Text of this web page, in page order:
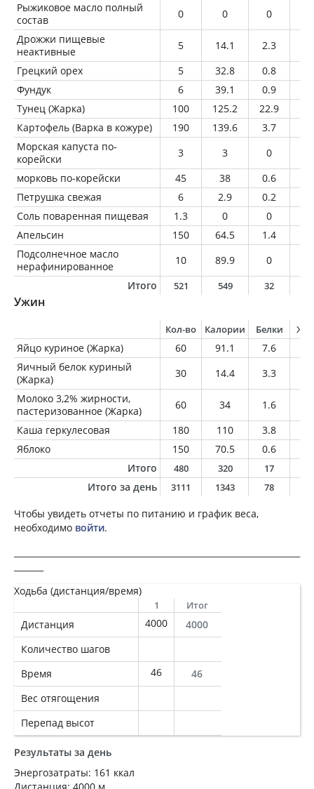
Рыжиковое масло полный
состав
0 0 0
Дрожжи пищевые
неактивные
5 14.1 2.3
Грецкий орех
5 32.8 0.8
Фундук
6 39.1 0.9
Тунец (Жарка)
100 125.2 22.9
Картофель (Варка в кожуре)
190 139.6 3.7
Морская капуста по-
корейски
3 3 0
морковь по-корейски
45 38 0.6
Петрушка свежая
6 2.9 0.2
Соль поваренная пищевая
1.3 0 0
Апельсин
150 64.5 1.4
Подсолнечное масло
нерафинированное
10 89.9 0
Итого
521 549 32
Ужин
Кол-во Калории Белки
Яйцо куриное (Жарка) 60 91.1 7.6
Яичный белок куриный
(Жарка)
30 14.4 3.3
Молоко 3,2% жирности,
пастеризованное (Жарка)
60 34 1.6
Каша геркулесовая
180 110 3.8
Яблоко
150 70.5 0.6
Итого
480 320 17
Итого за день 3111 1343 78
Чтобы увидеть отчеты по питанию и график веса,
необходимо войти.
Ходьба (дистанция/время)
1 Итог
Дистанция 4000
4000
Количество шагов
Время
46
46
Вес отягощения
Перепад высот
Результаты за день
Энергозатраты: 161 ккал